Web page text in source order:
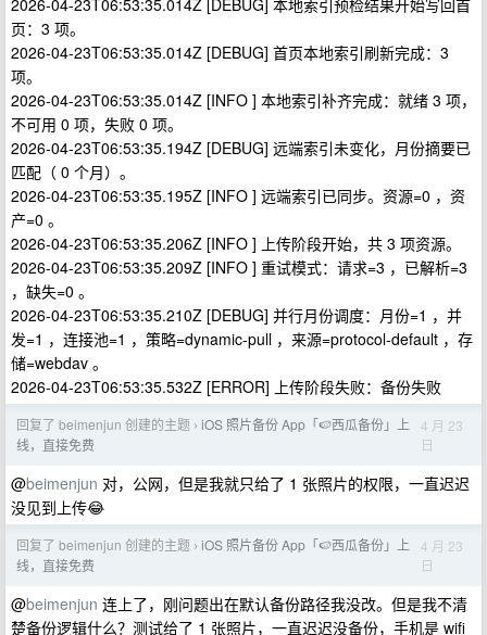
2026-04-23T06:53:35.014Z [DEBUG] 本地索引预检结果开始写回首
页：3 项。
2026-04-23T06:53:35.014Z [DEBUG] 首页本地索引刷新完成：3
项。
2026-04-23T06:53:35.014Z [INFO ] 本地索引补齐完成：就绪 3 项，
不可用 0 项，失败 0 项。
2026-04-23T06:53:35.194Z [DEBUG] 远端索引未变化，月份摘要已
匹配（ 0 个月）。
2026-04-23T06:53:35.195Z [INFO ] 远端索引已同步。资源=0 ，资
产=0 。
2026-04-23T06:53:35.206Z [INFO ] 上传阶段开始，共 3 项资源。
2026-04-23T06:53:35.209Z [INFO ] 重试模式：请求=3 ，已解析=3
，缺失=0 。
2026-04-23T06:53:35.210Z [DEBUG] 并行月份调度：月份=1 ，并
发=1 ，连接池=1 ，策略=dynamic-pull ，来源=protocol-default ，存
储=webdav 。
2026-04-23T06:53:35.532Z [ERROR] 上传阶段失败：备份失败
回复了 beimenjun 创建的主题 › iOS 照片备份 App「🍉西瓜备份」上
线，直接免费
4 月 23
日
@beimenjun 对，公网，但是我就只给了 1 张照片的权限，一直迟迟
没见到上传😂
回复了 beimenjun 创建的主题 › iOS 照片备份 App「🍉西瓜备份」上
线，直接免费
4 月 23
日
@beimenjun 连上了，刚问题出在默认备份路径我没改。但是我不清
楚备份逻辑什么？测试给了 1 张照片，一直迟迟没备份，手机是 wifi